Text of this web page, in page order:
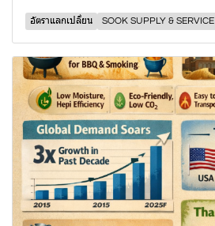
อัตราแลกเปลี่ยน SOOK SUPPLY & SERVICE